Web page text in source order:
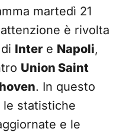
martedì 21
è rivolta
Inter e Napoli,
Union Saint
. In questo
le statistiche
e le